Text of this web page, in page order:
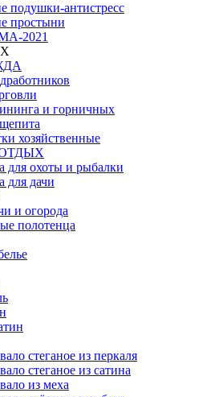
подушки-антистресс
простыни
2021
и горничных
хозяйственные
для охоты и рыбалки
для дачи
и огорода
полотенца
стеганое из перкаля
стеганое из сатина
из меха